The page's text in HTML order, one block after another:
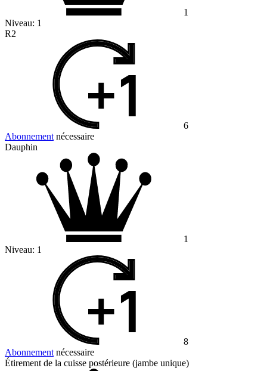
1
Niveau: 1
R2
6
Abonnement nécessaire
Dauphin
1
Niveau: 1
8
Abonnement nécessaire
Étirement de la cuisse postérieure (jambe unique)